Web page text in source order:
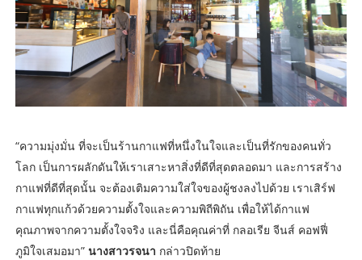
“ความมุ่งมั่น ที่จะเป็นร้านกาแฟที่หนึ่งในใจและเป็นที่รักของคนทั่ว
โลก เป็นการผลักดันให้เราเสาะหาสิ่งที่ดีที่สุดตลอดมา และการสร้าง
กาแฟที่ดีที่สุดนั้น จะต้องเติมความใส่ใจของผู้ชงลงไปด้วย เราเสิร์ฟ
กาแฟทุกแก้วด้วยความตั้งใจและความพิถีพิถัน เพื่อให้ได้กาแฟ
คุณภาพจากความตั้งใจจริง และนี่คือคุณค่าที่ กลอเรีย จีนส์ คอฟฟี่
ภูมิใจเสมอมา” นางสาวรจนา กล่าวปิดท้าย